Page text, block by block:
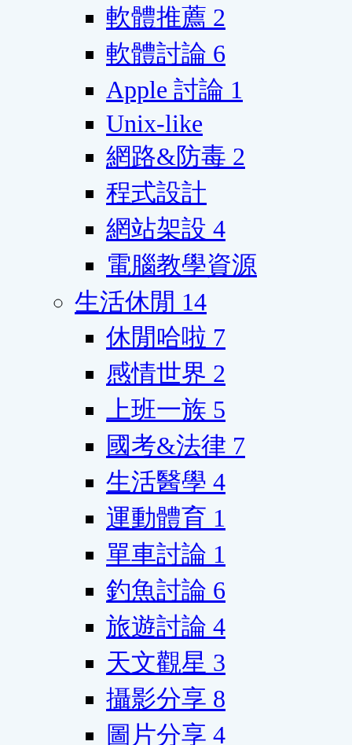
軟體推薦 2
軟體討論 6
Apple 討論 1
Unix-like
網路&防毒 2
程式設計
網站架設 4
電腦教學資源
生活休閒 14
休閒哈啦 7
感情世界 2
上班一族 5
國考&法律 7
生活醫學 4
運動體育 1
單車討論 1
釣魚討論 6
旅遊討論 4
天文觀星 3
攝影分享 8
圖片分享 4